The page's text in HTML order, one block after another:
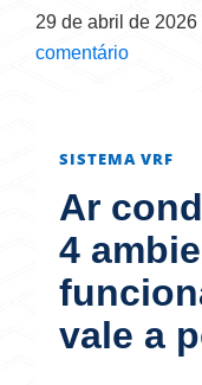
29 de abril de 2026
comentário
SISTEMA VRF
Ar
4
vale a